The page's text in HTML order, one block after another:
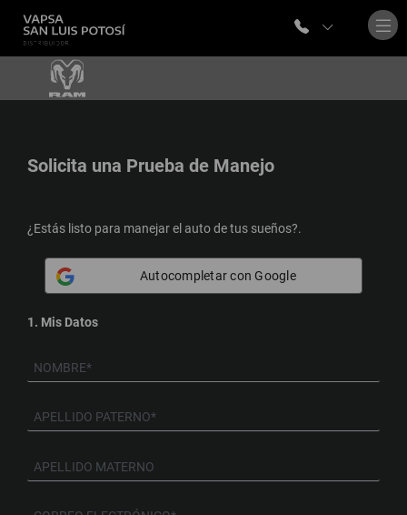
Solicita una Prueba de Manejo
¿Estás listo para manejar el auto de tus sueños?.
Autocompletar con Google
1. Mis Datos